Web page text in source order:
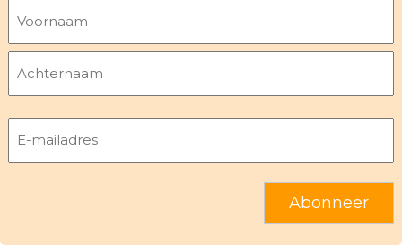
Naam
Achternaam
E-
mailadres